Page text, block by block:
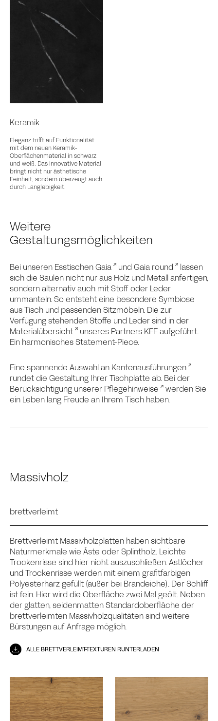
Keramik
Eleganz trifft auf Funktionalität
mit dem neuen Keramik-
Oberflächenmaterial in schwarz
und weiß. Das innovative Material
bringt nicht nur ästhetische
Feinheit, sondern überzeugt auch
durch Langlebigkeit.
Weitere
Gestaltungsmöglichkeiten
Bei unseren Esstischen Gaia und Gaia round
lassen
sich die Säulen nicht nur aus Holz und Metall anfertigen,
sondern alternativ auch mit Stoff oder Leder
ummanteln. So entsteht eine besondere Symbiose
aus Tisch und passenden Sitzmöbeln. Die zur
Verfügung stehenden Stoffe und Leder sind in der
Materialübersicht
unseres Partners KFF aufgeführt.
Ein harmonisches Statement-Piece.
Eine spannende Auswahl an Kantenausführungen
rundet die Gestaltung Ihrer Tischplatte ab. Bei der
Berücksichtigung unserer Pflegehinweise
werden Sie
ein Leben lang Freude an Ihrem Tisch haben.
Massivholz
brettverleimt
ALLE BRETTVERLEIMT-TEXTUREN RUNTERLADEN
Brettverleimt Massivholzplatten haben sichtbare
Naturmerkmale wie Äste oder Splintholz. Leichte
Trockenrisse sind hier nicht auszuschließen. Astlöcher
und Trockenrisse werden mit einem grafitfarbigen
Polyesterharz gefüllt (außer bei Brandeiche). Der Schliff
ist fein. Hier wird die Oberfläche zwei Mal geölt. Neben
der glatten, seidenmatten Standardoberfläche der
brettverleimten Massivholzqualitäten sind weitere
Bürstungen auf Anfrage möglich.